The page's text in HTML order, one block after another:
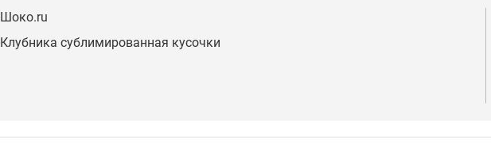
Шоко.ru
Клубника сублимированная кусочки